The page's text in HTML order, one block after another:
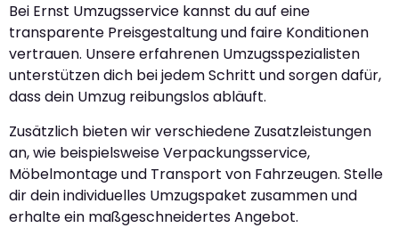
Bei Ernst Umzugsservice kannst du auf eine
transparente Preisgestaltung und faire Konditionen
vertrauen. Unsere erfahrenen Umzugsspezialisten
unterstützen dich bei jedem Schritt und sorgen dafür,
dass dein Umzug reibungslos abläuft.
Zusätzlich bieten wir verschiedene Zusatzleistungen
an, wie beispielsweise Verpackungsservice,
Möbelmontage und Transport von Fahrzeugen. Stelle
dir dein individuelles Umzugspaket zusammen und
erhalte ein maßgeschneidertes Angebot.